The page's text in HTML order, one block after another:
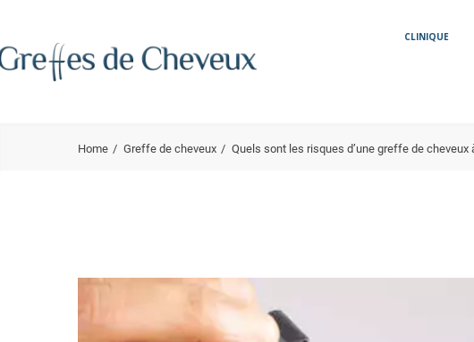
CLINIQUE
Home Greffe de cheveux Quels sont les risques d’une greffe de cheveux